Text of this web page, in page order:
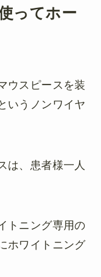
ってホー
ウスピースを装
いうノンワイヤ
は、患者様一人
トニング専用の
ホワイトニング